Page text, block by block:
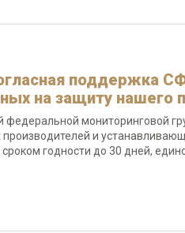
поддержка
на защиту нашего
федеральной мониторинговой
производителей и
годности до 30 дней,